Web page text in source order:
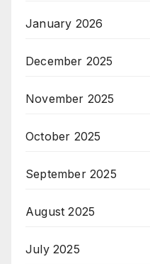
January 2026
December 2025
November 2025
October 2025
September 2025
August 2025
July 2025